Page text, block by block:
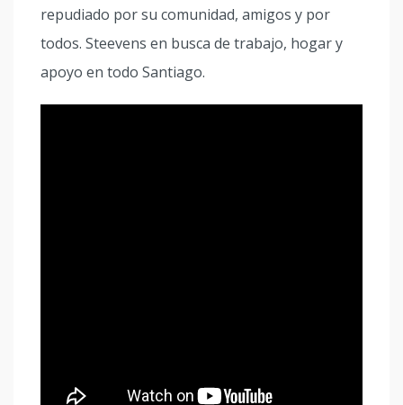
repudiado por su comunidad, amigos y por
todos. Steevens en busca de trabajo, hogar y
apoyo en todo Santiago.